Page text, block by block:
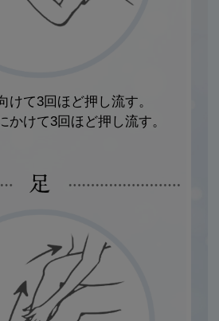
て3回ほど押し流す。
けて3回ほど押し流す。